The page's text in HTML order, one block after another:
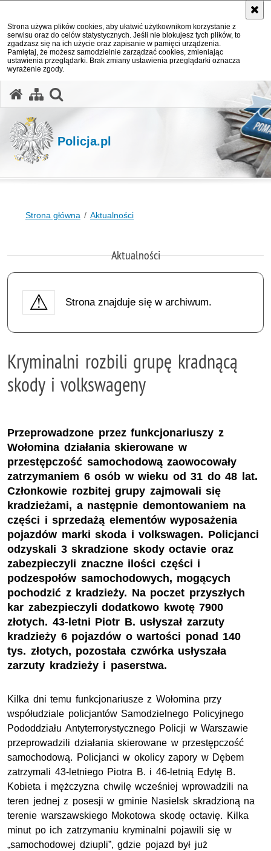
Strona używa plików cookies, aby ułatwić użytkownikom korzystanie z
serwisu oraz do celów statystycznych. Jeśli nie blokujesz tych plików, to
zgadzasz się na ich użycie oraz zapisanie w pamięci urządzenia.
Pamiętaj, że możesz samodzielnie zarządzać cookies, zmieniając
ustawienia przeglądarki. Brak zmiany ustawienia przeglądarki oznacza
wyrażenie zgody.
Policja.pl
Strona główna Aktualności
Aktualności
Strona znajduje się w archiwum.
Kryminalni rozbili grupę kradnącą
skody i volkswageny
Przeprowadzone przez funkcjonariuszy z
Wołomina działania skierowane w
przestępczość samochodową zaowocowały
zatrzymaniem 6 osób w wieku od 31 do 48 lat.
Członkowie rozbitej grupy zajmowali się
kradzieżami, a następnie demontowaniem na
części i sprzedażą elementów wyposażenia
pojazdów marki skoda i volkswagen. Policjanci
odzyskali 3 skradzione skody octavie oraz
zabezpieczyli znaczne ilości części i
podzespołów samochodowych, mogących
pochodzić z kradzieży. Na poczet przyszłych
kar zabezpieczyli dodatkowo kwotę 7900
złotych. 43-letni Piotr B. usłyszał zarzuty
kradzieży 6 pojazdów o wartości ponad 140
tys. złotych, pozostała czwórka usłyszała
zarzuty kradzieży i paserstwa.
Kilka dni temu funkcjonariusze z Wołomina przy
współudziale policjantów Samodzielnego Policyjnego
Pododdziału Antyterrorystycznego Policji w Warszawie
przeprowadzili działania skierowane w przestępczość
samochodową. Policjanci w okolicy zapory w Dębem
zatrzymali 43-letniego Piotra B. i 46-letnią Edytę B.
Kobieta i mężczyzna chwilę wcześniej wprowadzili na
teren jednej z posesji w gminie Nasielsk skradzioną na
terenie warszawskiego Mokotowa skodę octavię. Kilka
minut po ich zatrzymaniu kryminalni pojawili się w
„samochodowej dziupli”, gdzie pojazd był już